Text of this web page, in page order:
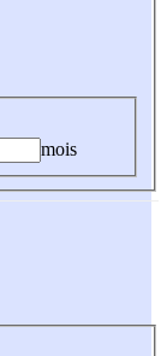
mois